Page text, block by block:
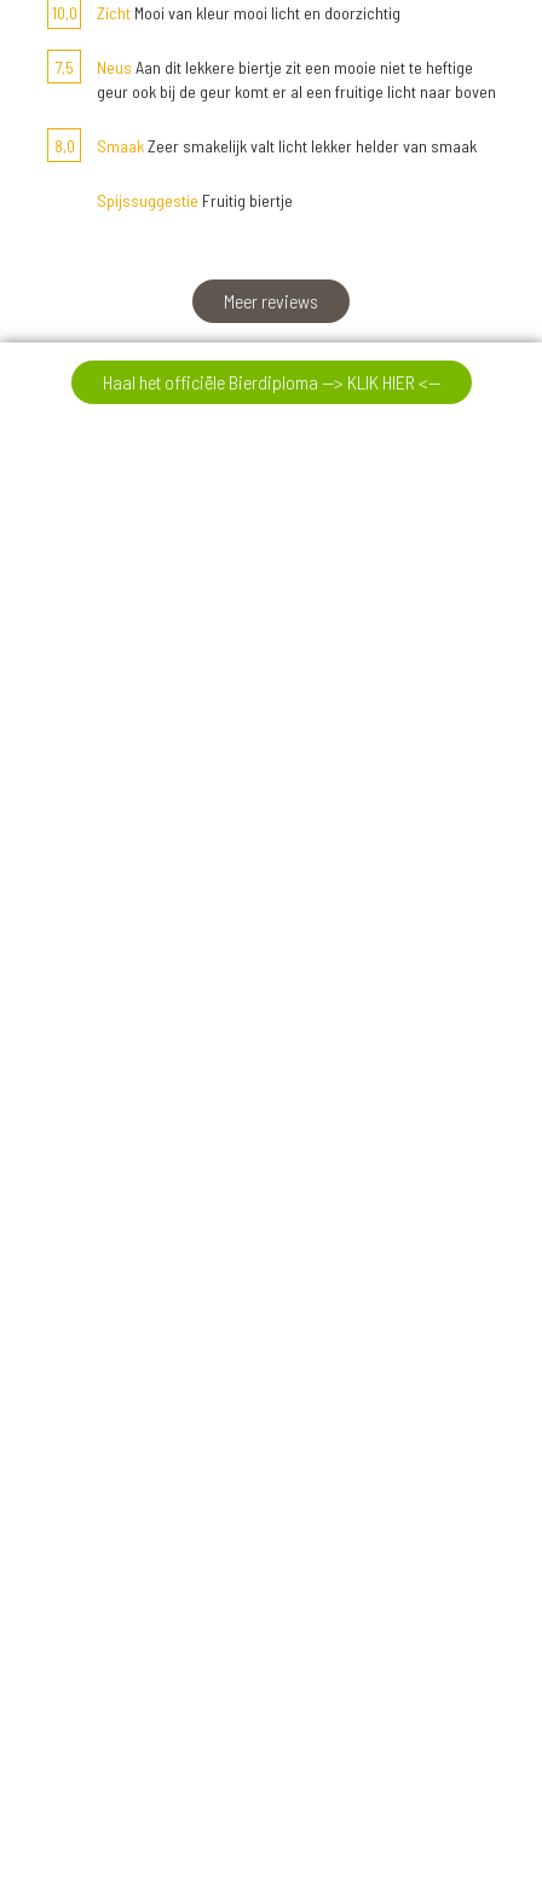
10,0
Zicht Mooi van kleur mooi licht en doorzichtig
7,5 Neus Aan dit lekkere biertje zit een mooie niet te heftige
geur ook bij de geur komt er al een fruitige licht naar boven
8,0 SmaakZeer smakelijk valt licht lekker helder van smaak
Spijssuggestie Fruitig biertje
Meer reviews
Haal het officiële Bierdiploma --> KLIK HIER <--